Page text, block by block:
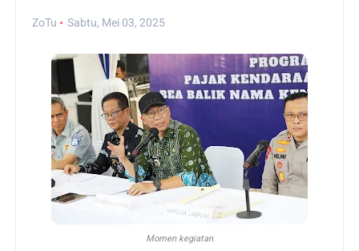
ZoTu Sabtu, Mei 03, 2025
Momen kegiatan